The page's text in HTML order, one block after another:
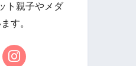
ト親子やメダ
す。